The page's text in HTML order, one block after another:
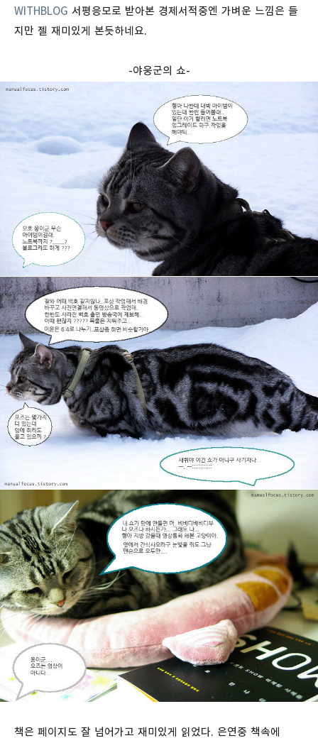
WITHBLOG 서평응모로 받아본 경제서적중엔 가벼운 느낌은 들
지만 젤 재미있게 본듯하네요.
-야웅군의 쇼-
책은 페이지도 잘 넘어가고 재미있게 읽었다. 은연중 책속에